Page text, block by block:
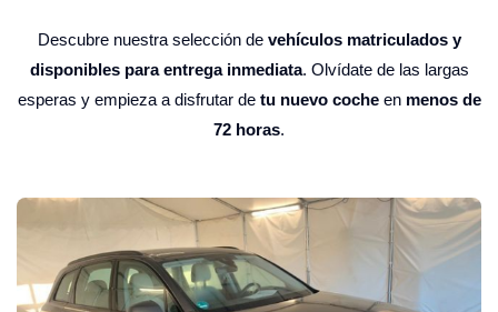
Descubre nuestra selección de vehículos matriculados y
disponibles para entrega inmediata. Olvídate de las largas
esperas y empieza a disfrutar de tu nuevo cocheen menos de
72 horas.